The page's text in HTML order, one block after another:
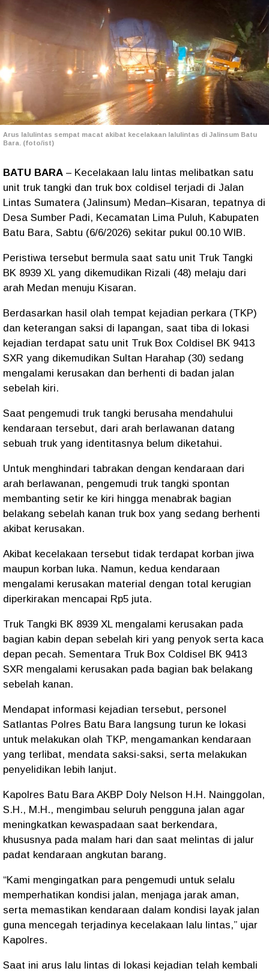
Arus lalulintas sempat macat akibat kecelakaan lalulintas di Jalinsum Batu
Bara. (foto/ist)
BATU BARA – Kecelakaan lalu lintas melibatkan satu
unit truk tangki dan truk box coldisel terjadi di Jalan
Lintas Sumatera (Jalinsum) Medan–Kisaran, tepatnya di
Desa Sumber Padi, Kecamatan Lima Puluh, Kabupaten
Batu Bara, Sabtu (6/6/2026) sekitar pukul 00.10 WIB.
Peristiwa tersebut bermula saat satu unit Truk Tangki
BK 8939 XL yang dikemudikan Rizali (48) melaju dari
arah Medan menuju Kisaran.
Berdasarkan hasil olah tempat kejadian perkara (TKP)
dan keterangan saksi di lapangan, saat tiba di lokasi
kejadian terdapat satu unit Truk Box Coldisel BK 9413
SXR yang dikemudikan Sultan Harahap (30) sedang
mengalami kerusakan dan berhenti di badan jalan
sebelah kiri.
Saat pengemudi truk tangki berusaha mendahului
kendaraan tersebut, dari arah berlawanan datang
sebuah truk yang identitasnya belum diketahui.
Untuk menghindari tabrakan dengan kendaraan dari
arah berlawanan, pengemudi truk tangki spontan
membanting setir ke kiri hingga menabrak bagian
belakang sebelah kanan truk box yang sedang berhenti
akibat kerusakan.
Akibat kecelakaan tersebut tidak terdapat korban jiwa
maupun korban luka. Namun, kedua kendaraan
mengalami kerusakan material dengan total kerugian
diperkirakan mencapai Rp5 juta.
Truk Tangki BK 8939 XL mengalami kerusakan pada
bagian kabin depan sebelah kiri yang penyok serta kaca
depan pecah. Sementara Truk Box Coldisel BK 9413
SXR mengalami kerusakan pada bagian bak belakang
sebelah kanan.
Mendapat informasi kejadian tersebut, personel
Satlantas Polres Batu Bara langsung turun ke lokasi
untuk melakukan olah TKP, mengamankan kendaraan
yang terlibat, mendata saksi-saksi, serta melakukan
penyelidikan lebih lanjut.
Kapolres Batu Bara AKBP Doly Nelson H.H. Nainggolan,
S.H., M.H., mengimbau seluruh pengguna jalan agar
meningkatkan kewaspadaan saat berkendara,
khususnya pada malam hari dan saat melintas di jalur
padat kendaraan angkutan barang.
“Kami mengingatkan para pengemudi untuk selalu
memperhatikan kondisi jalan, menjaga jarak aman,
serta memastikan kendaraan dalam kondisi layak jalan
guna mencegah terjadinya kecelakaan lalu lintas,” ujar
Kapolres.
Saat ini arus lalu lintas di lokasi kejadian telah kembali